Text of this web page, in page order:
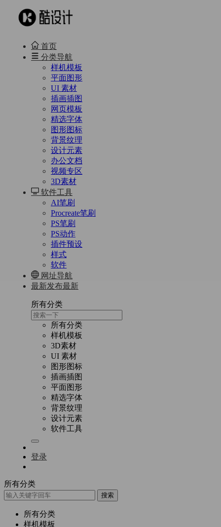
首页
分类导航
样机模板
平面图形
UI 素材
插画插图
网页模板
精选字体
图形图标
背景纹理
设计元素
办公文档
视频专区
3D素材
软件工具
AI笔刷
Procreate笔刷
PS笔刷
PS动作
插件预设
样式
软件
网址导航
最新发布最新
所有分类
所有分类
样机模板
3D素材
UI 素材
图形图标
插画插图
平面图形
精选字体
背景纹理
设计元素
软件工具
登录
所有分类
搜索
所有分类
样机模板